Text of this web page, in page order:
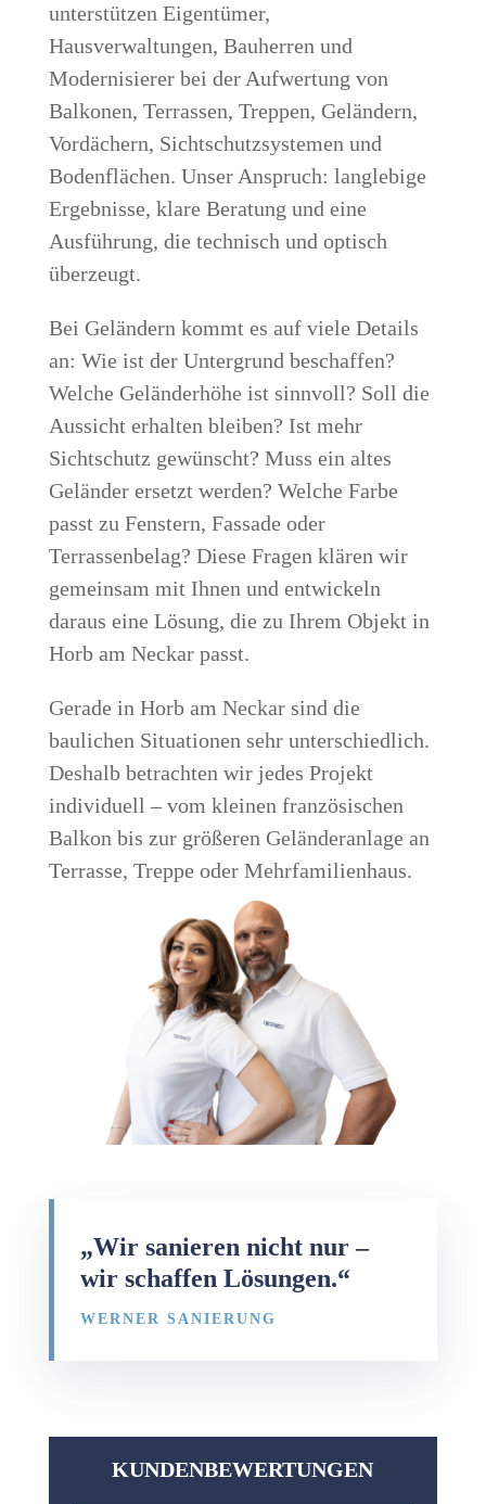
unterstützen Eigentümer,
Hausverwaltungen, Bauherren und
Modernisierer bei der Aufwertung von
Balkonen, Terrassen, Treppen, Geländern,
Vordächern, Sichtschutzsystemen und
Bodenflächen. Unser Anspruch: langlebige
Ergebnisse, klare Beratung und eine
Ausführung, die technisch und optisch
überzeugt.
Bei Geländern kommt es auf viele Details
an: Wie ist der Untergrund beschaffen?
Welche Geländerhöhe ist sinnvoll? Soll die
Aussicht erhalten bleiben? Ist mehr
Sichtschutz gewünscht? Muss ein altes
Geländer ersetzt werden? Welche Farbe
passt zu Fenstern, Fassade oder
Terrassenbelag? Diese Fragen klären wir
gemeinsam mit Ihnen und entwickeln
daraus eine Lösung, die zu Ihrem Objekt in
Horb am Neckar passt.
Gerade in Horb am Neckar sind die
baulichen Situationen sehr unterschiedlich.
Deshalb betrachten wir jedes Projekt
individuell – vom kleinen französischen
Balkon bis zur größeren Geländeranlage an
Terrasse, Treppe oder Mehrfamilienhaus.
„Wir sanieren nicht nur –
wir schaffen Lösungen.“
WERNER SANIERUNG
KUNDENBEWERTUNGEN